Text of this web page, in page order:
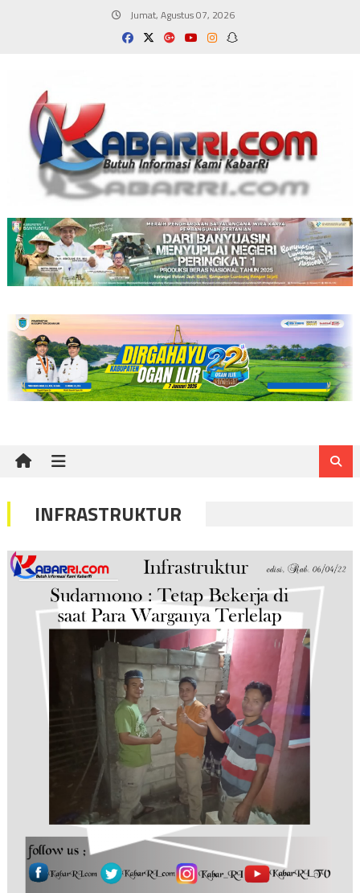
Jumat, Agustus 07, 2026
INFRASTRUKTUR